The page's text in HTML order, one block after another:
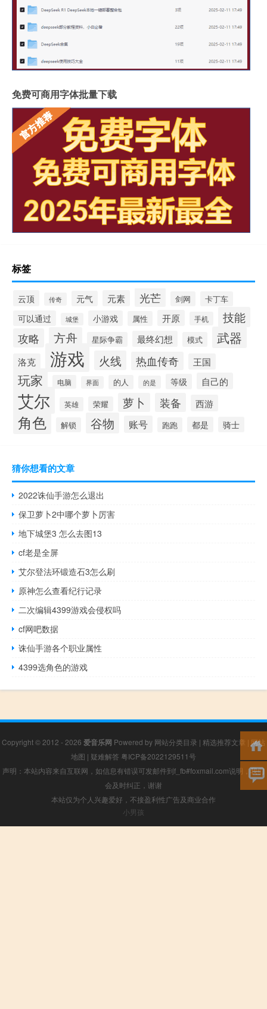
免费可商用字体批量下载
标签
云顶 传奇 元气 元素 光芒 剑网 卡丁车
可以通过 城堡 小游戏 属性 开原 手机 技能
攻略 方舟 星际争霸 最终幻想 模式 武器
洛克 游戏 火线 热血传奇 王国
玩家 电脑 界面 的人 的是 等级 自己的
艾尔 英雄 荣耀 萝卜 装备 西游
角色 解锁 谷物 账号 跑跑 都是 骑士
猜你想看的文章
2022诛仙手游怎么退出
保卫萝卜2中哪个萝卜厉害
地下城堡3 怎么去图13
cf老是全屏
艾尔登法环锻造石3怎么刷
原神怎么查看纪行记录
二次编辑4399游戏会侵权吗
cf网吧数据
诛仙手游各个职业属性
4399选角色的游戏
Copyright © 2012 - 2026 爱音乐网 Powered by 网站分类目录 | 精选推荐文章 | 网站
地图 | 疑难解答 粤ICP备2022129511号
声明：本站内容来自互联网，如信息有错误可发邮件到f_fb#foxmail.com说明，我们
会及时纠正，谢谢
本站仅为个人兴趣爱好，不接盈利性广告及商业合作
小男孩